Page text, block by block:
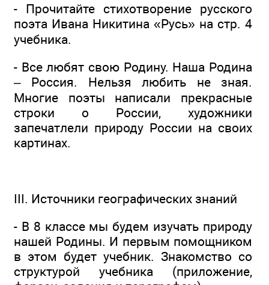
- Прочитайте стихотворение русского
поэта Ивана Никитина «Русь» на стр. 4
учебника.
- Все любят свою Родину. Наша Родина
– Россия. Нельзя любить не зная.
Многие поэты написали прекрасные
строки о России, художники
запечатлели природу России на своих
картинах.
III. Источники географических знаний
- В 8 классе мы будем изучать природу
нашей Родины. И первым помощником
в этом будет учебник. Знакомство со
структурой учебника (приложение,